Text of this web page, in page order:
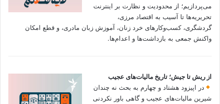
می‌پردازیم؛ از محدودیت و نظارت بر اینترنت
تحریریه‌ها تا آسیب به اقتصاد مرزی،
گردشگری، کسب‌وکارهای خرد زنان، آموزش زبان مادری، و قطع امکان
واکنش جمعی به بازداشت‌ها و اعدام‌ها.
از ریش تا جیش؛ تاریخ مالیات‌های عجیب
در اپیزود هشتاد و چهارم به بحث نه چندان
شیرین مالیات‌های عجیب و گاهی باور نکردنی‌